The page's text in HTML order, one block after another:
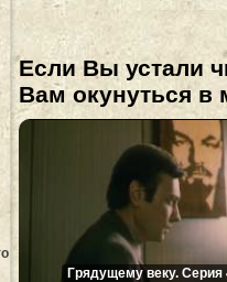
Если Вы устали
Вам окунуться в
Грядущему веку. Серия